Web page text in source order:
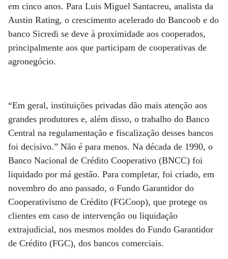
em cinco anos. Para Luis Miguel Santacreu, analista da
Austin Rating, o crescimento acelerado do Bancoob e do
banco Sicredi se deve à proximidade aos cooperados,
principalmente aos que participam de cooperativas de
agronegócio.
“Em geral, instituições privadas dão mais atenção aos
grandes produtores e, além disso, o trabalho do Banco
Central na regulamentação e fiscalização desses bancos
foi decisivo.” Não é para menos. Na década de 1990, o
Banco Nacional de Crédito Cooperativo (BNCC) foi
liquidado por má gestão. Para completar, foi criado, em
novembro do ano passado, o Fundo Garantidor do
Cooperativismo de Crédito (FGCoop), que protege os
clientes em caso de intervenção ou liquidação
extrajudicial, nos mesmos moldes do Fundo Garantidor
de Crédito (FGC), dos bancos comerciais.